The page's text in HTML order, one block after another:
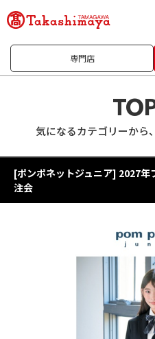
専門店
気になるカテゴリーから
[ポンポネットジュニア] 2027年
注会